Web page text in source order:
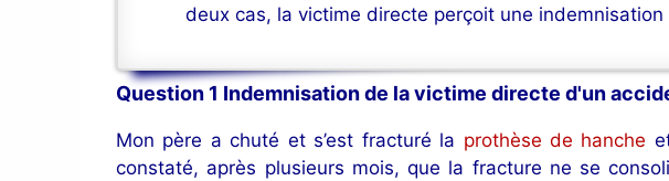
deux cas, la victime directe perçoit une
Question 1 Indemnisation de la victime directe d'un
Mon père a chuté et s’est fracturé la prothèse de hanche
constaté, après plusieurs mois, que la fracture ne se